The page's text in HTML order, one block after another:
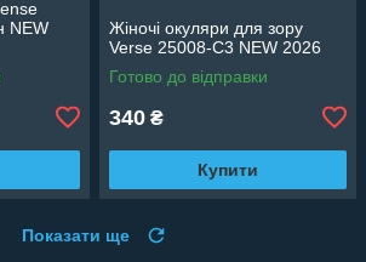
NEW
Жіночі окуляри для зору
Verse 25008-C3 NEW 2026
Готово до відправки
340 ₴
Купити
Показати ще